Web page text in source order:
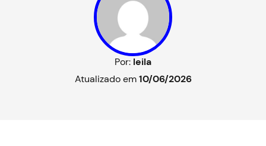
Por: leila
Atualizado em10/06/2026